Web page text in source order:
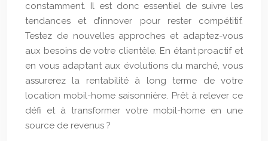
constamment. Il est donc essentiel de suivre les
tendances et d’innover pour rester compétitif.
Testez de nouvelles approches et adaptez-vous
aux besoins de votre clientèle. En étant proactif et
en vous adaptant aux évolutions du marché, vous
assurerez la rentabilité à long terme de votre
location mobil-home saisonnière. Prêt à relever ce
défi et à transformer votre mobil-home en une
source de revenus ?